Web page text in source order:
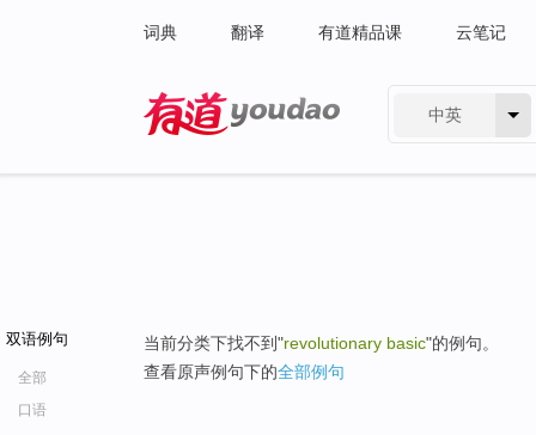
词典 翻译 有道精品课 云笔记
中英
双语例句
全部
口语
当前分类下找不到"revolutionary basic"的例句。
查看原声例句下的全部例句